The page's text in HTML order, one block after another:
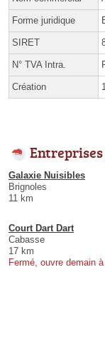
Forme juridique
SIRET
N° TVA Intra.
Création
Galaxie Nuisibles
Brignoles
11 km
Court Dart Dart
Cabasse
17 km
Fermé, ouvre demain